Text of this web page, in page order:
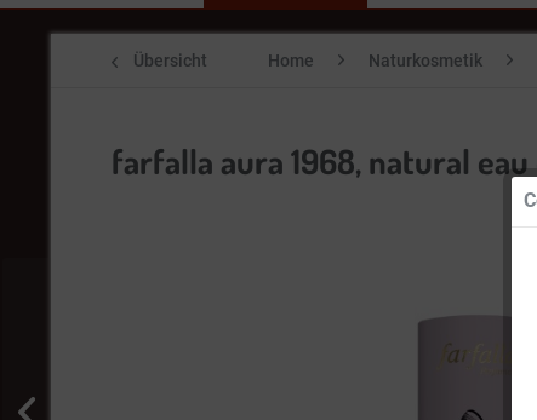
Übersicht Home Naturkosmetik
farfalla aura 1968, natural